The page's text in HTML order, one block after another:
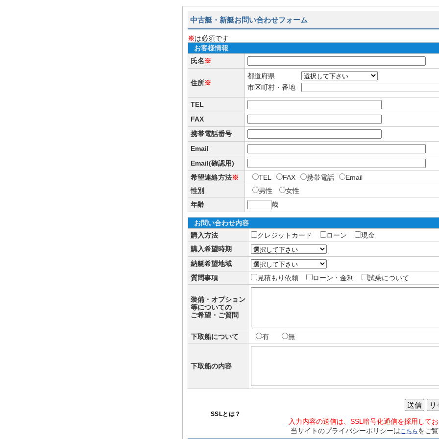
中古艇・新艇お問い合わせフォーム
※は必須です
お客様情報
氏名※
住所※
都道府県
市区町村・番地
TEL
FAX
携帯電話番号
Email
Email(確認用)
希望連絡方法※ TEL FAX 携帯電話
Email
性別
男性
女性
年齢
歳
お問い合わせ内容
購入方法
クレジットカード ローン
現金
購入希望時期
納艇希望地域
質問事項
見積もり依頼 ローン・金利 試乗について
装備・オプション
等についての
ご希望・ご質問
下取船について 有 無
下取船の内容
SSLとは？
リ
送信
入力内容の送信は、SSL暗号化通信を採用してお
当サイトのプライバシーポリシーはこちら をご覧